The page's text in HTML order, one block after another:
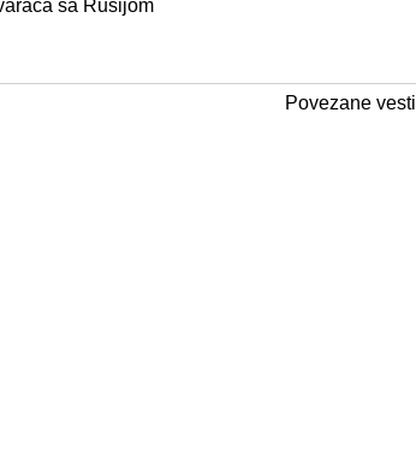
sa Rusijom
Povezane vesti